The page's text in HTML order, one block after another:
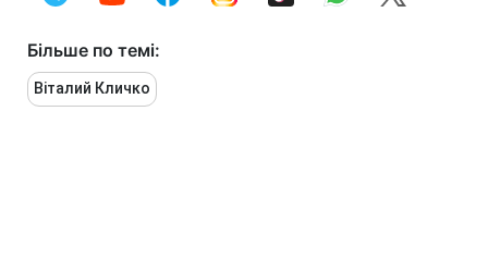
Більше по темі:
Віталий Кличко